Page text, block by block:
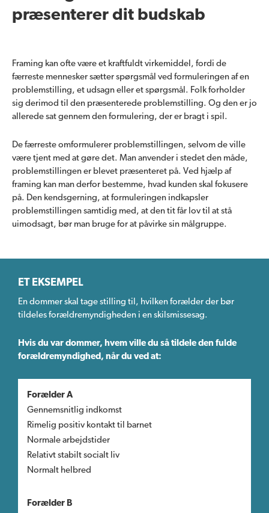
præsenterer dit budskab
Framing kan ofte være et kraftfuldt virkemiddel, fordi de
færreste mennesker sætter spørgsmål ved formuleringen af en
problemstilling, et udsagn eller et spørgsmål. Folk forholder
sig derimod til den præsenterede problemstilling. Og den er jo
allerede sat gennem den formulering, der er bragt i spil.
De færreste omformulerer problemstillingen, selvom de ville
være tjent med at gøre det. Man anvender i stedet den måde,
problemstillingen er blevet præsenteret på. Ved hjælp af
framing kan man derfor bestemme, hvad kunden skal fokusere
på. Den kendsgerning, at formuleringen indkapsler
problemstillingen samtidig med, at den tit får lov til at stå
uimodsagt, bør man bruge for at påvirke sin målgruppe.
ET EKSEMPEL
En dommer skal tage stilling til, hvilken forælder der bør
tildeles forældremyndigheden i en skilsmissesag.
Hvis du var dommer, hvem ville du så tildele den fulde
forældremyndighed, når du ved at:
Forælder A
Gennemsnitlig indkomst
Rimelig positiv kontakt til barnet
Normale arbejdstider
Relativt stabilt socialt liv
Normalt helbred
Forælder B